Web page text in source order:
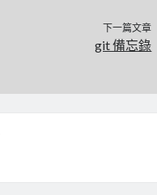
下一篇文章
git 備忘錄